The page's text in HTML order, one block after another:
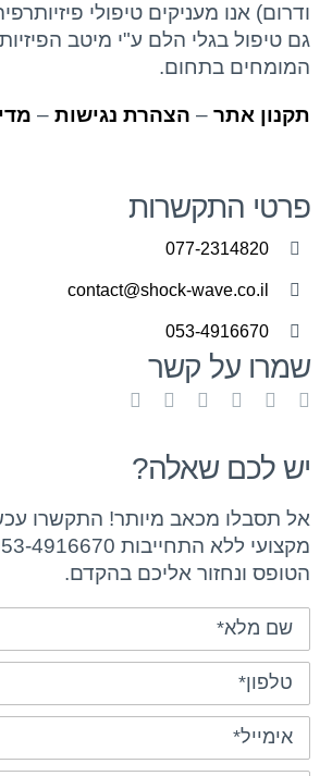
ודרום) אנו מעניקים טיפולי
גם טיפול בגלי הלם ע"י מיטב
המומחים בתחום.
תקנון אתר– הצהרת נגישות–
פרטי התקשרות
077-2314820
contact@shock-wave.co.il
053-4916670
שמרו על קשר
יש לכם שאלה?
אל תסבלו מכאב מיותר! התקשרו
הטופס ונחזור אליכם בהקדם.